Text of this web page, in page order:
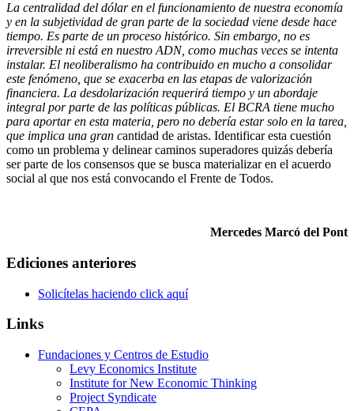
La centralidad del dólar en el funcionamiento de nuestra economía
y en la subjetividad de gran parte de la sociedad viene desde hace
tiempo. Es parte de un proceso histórico. Sin embargo, no es
irreversible ni está en nuestro ADN, como muchas veces se intenta
instalar. El neoliberalismo ha contribuido en mucho a consolidar
este fenómeno, que se exacerba en las etapas de valorización
financiera. La desdolarización requerirá tiempo y un abordaje
integral por parte de las políticas públicas. El BCRA tiene mucho
para aportar en esta materia, pero no debería estar solo en la tarea,
que implica una gran cantidad de aristas. Identificar esta cuestión
como un problema y delinear caminos superadores quizás debería
ser parte de los consensos que se busca materializar en el acuerdo
social al que nos está convocando el Frente de Todos.
Mercedes Marcó del Pont
Ediciones anteriores
Solicítelas haciendo click aquí
Links
Fundaciones y Centros de Estudio
Levy Economics Institute
Institute for New Economic Thinking
Project Syndicate